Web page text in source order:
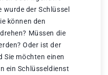
der Schlüssel
können den
Müssen die
Oder ist der
Sie möchten einen
ein Schlüsseldienst